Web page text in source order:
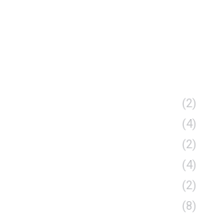
(2)
(4)
(2)
(4)
(2)
(8)